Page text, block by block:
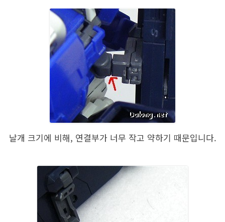
날개 크기에 비해, 연결부가 너무 작고 약하기 때문입니다.